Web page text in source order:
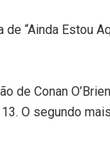
“Ainda Estou
de Conan
O segundo mais